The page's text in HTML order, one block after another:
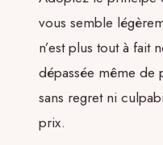
vous semble
n’est plus tout à fait
dépassée même
sans regret ni
prix.